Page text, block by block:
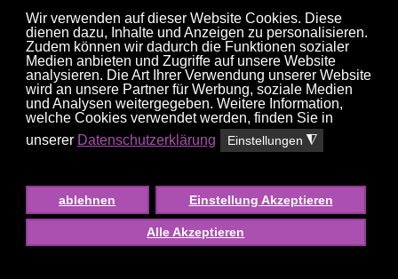
Wir verwenden auf dieser Website Cookies. Diese
dienen dazu, Inhalte und Anzeigen zu personalisieren.
Zudem können wir dadurch die Funktionen sozialer
Medien anbieten und Zugriffe auf unsere Website
analysieren. Die Art Ihrer Verwendung unserer Website
wird an unsere Partner für Werbung, soziale Medien
und Analysen weitergegeben. Weitere Information,
welche Cookies verwendet werden, finden Sie in
unserer Datenschutzerklärung Einstellungen ◮
ablehnen Einstellung Akzeptieren
Alle Akzeptieren
JULIYA
36 J., #2169